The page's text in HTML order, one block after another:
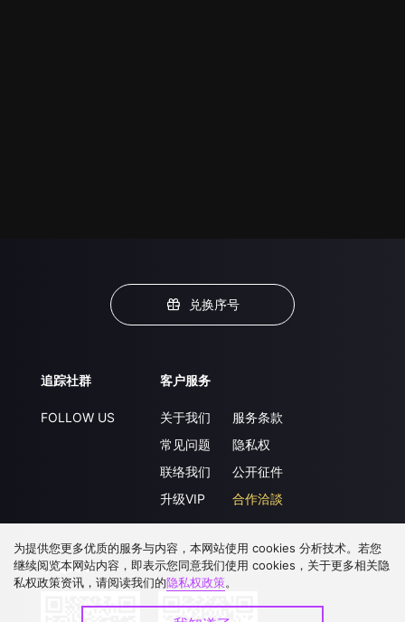
兑换序号
追踪社群
FOLLOW US
客户服务
关于我们
常见问题
联络我们
升级VIP
服务条款
隐私权
公开征件
合作洽談
下载 APP
为提供您更多优质的服务与内容，本网站使用 cookies 分析技术。若您
继续阅览本网站内容，即表示您同意我们使用 cookies，关于更多相关隐
私权政策资讯，请阅读我们的隐私权政策。